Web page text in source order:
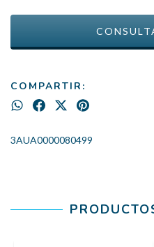
COMPARTIR:
3AUA0000080499